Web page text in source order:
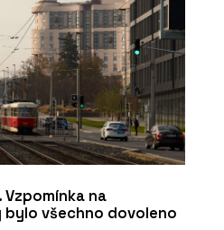
Vzpomínka na
bylo všechno dovoleno